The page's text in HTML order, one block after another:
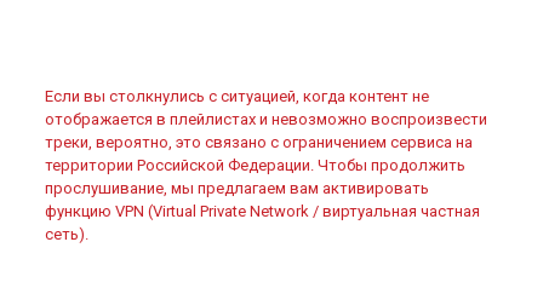
Если вы столкнулись с ситуацией, когда контент не
отображается в плейлистах и невозможно воспроизвести
треки, вероятно, это связано с ограничением сервиса на
территории Российской Федерации. Чтобы продолжить
прослушивание, мы предлагаем вам активировать
функцию VPN (Virtual Private Network / виртуальная частная
сеть).